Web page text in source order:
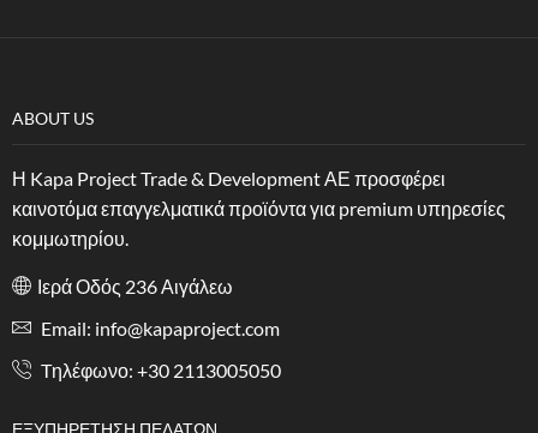
ABOUT US
Η Kapa Project Trade & Development ΑΕ προσφέρει
καινοτόμα επαγγελματικά προϊόντα για premium υπηρεσίες
κομμωτηρίου.
Ιερά Οδός 236 Αιγάλεω
Email: info@kapaproject.com
Tηλέφωνο: +30 2113005050
ΕΞΥΠΗΡΈΤΗΣΗ ΠΕΛΑΤΏΝ